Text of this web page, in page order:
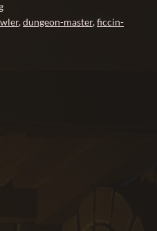
,dungeon-master,ficcin-